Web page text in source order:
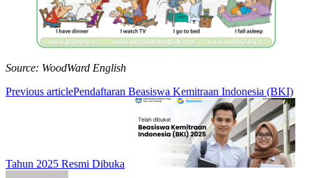
Source: WoodWard English
Previous articlePendaftaran Beasiswa Kemitraan Indonesia (BKI)
Tahun 2025 Resmi Dibuka